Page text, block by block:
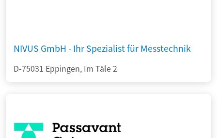
NIVUS GmbH - Ihr Spezialist für Messtechnik
D-75031 Eppingen, Im Täle 2